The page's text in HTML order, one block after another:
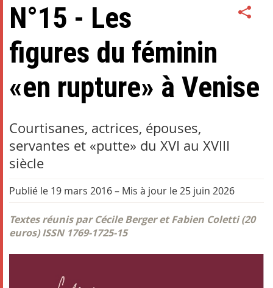
N°15 - Les
figures du féminin
«en rupture» à Venise
Courtisanes, actrices, épouses,
servantes et «putte» du XVI au XVIII
siècle
Publié le 19 mars 2016– Mis à jour le 25 juin 2026
Textes réunis par Cécile Berger et Fabien Coletti (20
euros) ISSN 1769-1725-15